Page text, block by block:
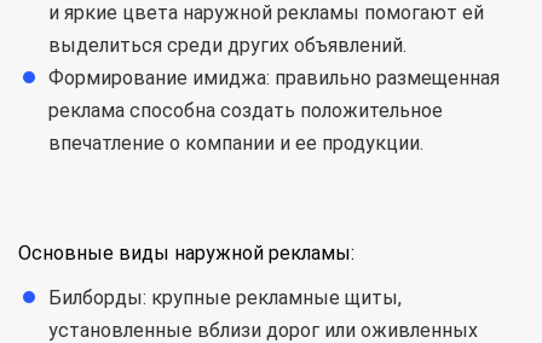
и яркие цвета наружной рекламы помогают ей
выделиться среди других объявлений.
Формирование имиджа: правильно размещенная
реклама способна создать положительное
впечатление о компании и ее продукции.
Основные виды наружной рекламы:
Билборды: крупные рекламные щиты,
установленные вблизи дорог или оживленных